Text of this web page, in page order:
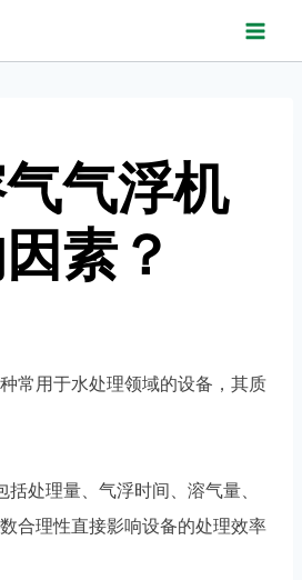
气浮机
素？
常用于水处理领域的设备，其质
处理量、气浮时间、溶气量、
合理性直接影响设备的处理效率